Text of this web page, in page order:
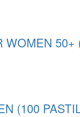
WOMEN 50+
(100